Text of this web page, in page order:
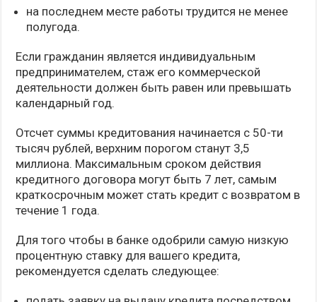
на последнем месте работы трудится не менее
полугода.
Если гражданин является индивидуальным
предпринимателем, стаж его коммерческой
деятельности должен быть равен или превышать
календарный год.
Отсчет суммы кредитования начинается с 50-ти
тысяч рублей, верхним порогом станут 3,5
миллиона. Максимальным сроком действия
кредитного договора могут быть 7 лет, самым
краткосрочным может стать кредит с возвратом в
течение 1 года.
Для того чтобы в банке одобрили самую низкую
процентную ставку для вашего кредита,
рекомендуется сделать следующее: